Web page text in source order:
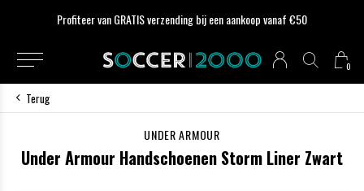
0
Profiteer van GRATIS verzending bij een aankoop vanaf €50
Terug
UNDER ARMOUR
Under Armour Handschoenen Storm Liner Zwart